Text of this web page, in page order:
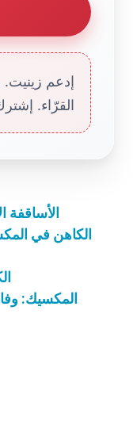
إدعم
القرّاء.
الأساقفة
الكاهن في
المكسيك: